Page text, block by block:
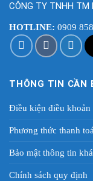
CÔNG TY TNHH TM
HOTLINE: 0909
THÔNG TIN CẦN
Điều kiện điều khoản
Phương thức thanh
Bảo mật thông tin
Chính sách quy định